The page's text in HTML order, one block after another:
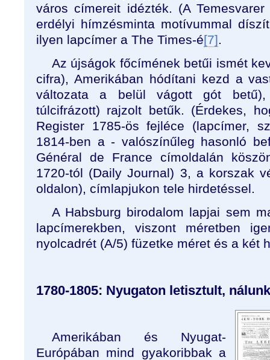
város címereit idézték. (A
erdélyi hímzésminta motívummal
ilyen lapcímer a The Times-é[7].
Az újságok főcímének betűi ismét
cifra), Amerikában hódítani kezd a
változata a belül vágott gót
túlcifrázott) rajzolt betűk. (Érdekes,
Register 1785-ös fejléce (lapcímer,
1814-ben a - valószínűleg hasonló
Général de France címoldalán
1720-tól (Daily Journal) 3, a korszak
oldalon), címlapjukon tele hirdetéssel.
A Habsburg birodalom lapjai sem
lapcímerekben, viszont méretben
nyolcadrét (A/5) füzetke méret és a két
1780-1805: Nyugaton letisztult,
Amerikában és Nyugat-
Európában mind gyakoribbak a